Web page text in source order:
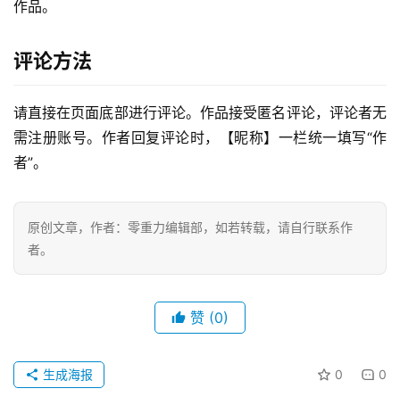
力
科
幻
投
稿
作品。
评论方法
请直接在页面底部进行评论。作品接受匿名评论，评论者无
需注册账号。作者回复评论时，【昵称】一栏统一填写“作
者”。
原创文章，作者：零重力编辑部，如若转载，请自行联系作
者。
赞 (0)
0 0
生成海报